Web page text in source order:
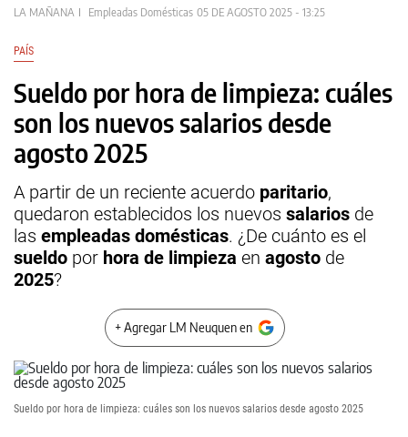
LA MAÑANA Empleadas Domésticas 05 DE AGOSTO 2025 - 13:25
PAÍS
Sueldo por hora de limpieza: cuáles
son los nuevos salarios desde
agosto 2025
A partir de un reciente acuerdo paritario,
quedaron establecidos los nuevos salarios de
las empleadas domésticas. ¿De cuánto es el
sueldo por hora de limpieza en agosto de
2025?
+ Agregar LM Neuquen en
Sueldo por hora de limpieza: cuáles son los nuevos salarios desde agosto 2025